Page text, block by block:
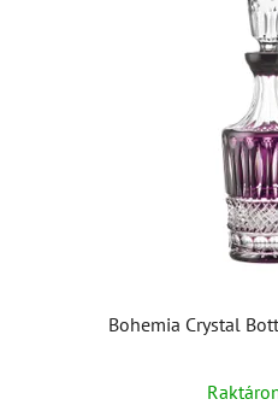
Bohemia Crystal